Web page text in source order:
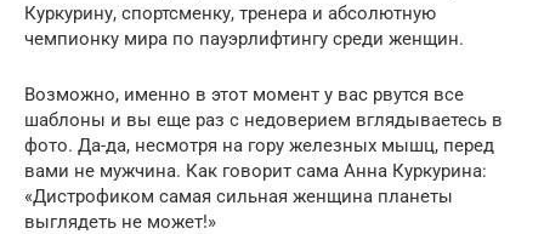
Куркурину, спортсменку, тренера и абсолютную
чемпионку мира по пауэрлифтингу среди женщин.
Возможно, именно в этот момент у вас рвутся все
шаблоны и вы еще раз с недоверием вглядываетесь в
фото. Да-да, несмотря на гору железных мышц, перед
вами не мужчина. Как говорит сама Анна Куркурина:
«Дистрофиком самая сильная женщина планеты
выглядеть не может!»